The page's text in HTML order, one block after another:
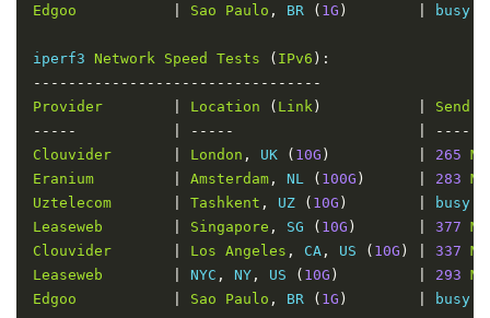
Edgoo
Sao Paulo , BR ( 1G )
iperf3 Network Speed Tests ( IPv6 ):
---------------------------------
Provider
Location ( Link ) Send
-----
-----
----
Clouvider
London , UK ( 10G ) 265
Eranium
Amsterdam , NL ( 100G ) 283
Uztelecom
Tashkent , UZ ( 10G )
Leaseweb
Singapore , SG ( 10G ) 377
Clouvider
Los Angeles , CA , US ( 10G ) 337
Leaseweb
NYC , NY , US ( 10G ) 293
Edgoo
Sao Paulo , BR ( 1G )